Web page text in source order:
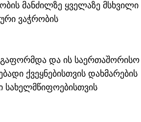
მანძილზე ყველაზე მსხვილი
ვაჭრობის
და ის საერთაშორისო
ქვეყნებისთვის დახმარების